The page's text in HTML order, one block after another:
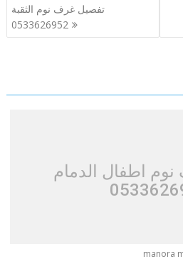
تفصيل غرف نوم الثقبة
0533626952
اطفال الدمام